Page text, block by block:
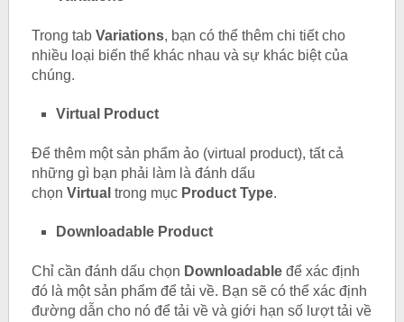
Trong tab Variations, bạn có thể thêm chi tiết cho
nhiều loại biến thể khác nhau và sự khác biệt của
chúng.
Virtual Product
Để thêm một sản phẩm ảo (virtual product), tất cả
những gì bạn phải làm là đánh dấu
chọn Virtual trong mục Product Type.
Downloadable Product
Chỉ cần đánh dấu chọn Downloadableđể xác định
đó là một sản phẩm để tải về. Bạn sẽ có thể xác định
đường dẫn cho nó để tải về và giới hạn số lượt tải về